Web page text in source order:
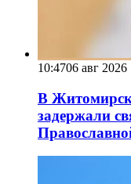
10:4706 авг 2026
В
задержали